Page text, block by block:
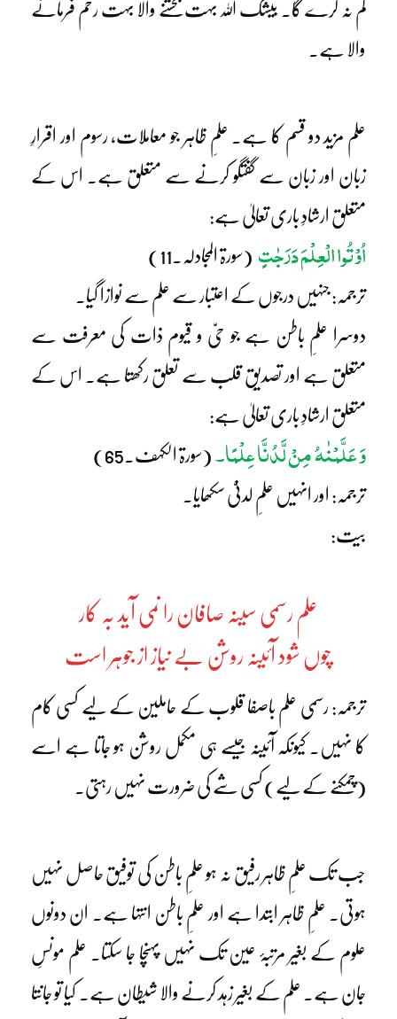
کم نہ کرے گا۔ بیشک اللہ بہت بخشنے والا بہت رحم فرمانے
والا ہے۔
علم مزید دو قسم کا ہے۔ علمِ ظاہر جو معاملات، رسوم اور اقرارِ
زبان اور زبان سے گفتگو کرنے سے متعلق ہے۔ اس کے
متعلق ارشادِ باری تعالیٰ ہے:
اُوْتُوا الْعِلْمَ دَرَجٰتٍ (سورۃ المجادلہ۔11)
ترجمہ: جنہیں درجوں کے اعتبار سے علم سے نوازا گیا۔
دوسرا علمِ باطن ہے جو حیّ و قیوم ذات کی معرفت سے
متعلق ہے اور تصدیقِ قلب سے تعلق رکھتا ہے۔ اس کے
متعلق ارشادِ باری تعالیٰ ہے:
وَ عَلَّمْنٰہُ مِنْ لَّدُنَّا عِلْمًا۔ (سورۃ الکہف۔65)
ترجمہ: اور انہیں علمِ لدنیّ سکھایا۔
بیت:
علم رسمی سینہ صافان را نمی آید بہ کار
چوں شود آئینہ روشن بے نیاز از جوہر است
ترجمہ: رسمی علم باصفا قلوب کے حاملین کے لیے کسی کام
کا نہیں۔ کیونکہ آئینہ جیسے ہی مکمل روشن ہو جاتا ہے اسے
(چمکنے کے لیے) کسی شے کی ضرورت نہیں رہتی۔
جب تک علمِ ظاہر رفیق نہ ہو علمِ باطن کی توفیق حاصل نہیں
ہوتی۔ علمِ ظاہر ابتدا ہے اور علمِ باطن انتہا ہے۔ ان دونوں
علوم کے بغیر مرتبۂ عین تک نہیں پہنچا جا سکتا۔ علم مونسِ
جان ہے۔ علم کے بغیر زہد کرنے والا شیطان ہے۔ کیا تو جانتا